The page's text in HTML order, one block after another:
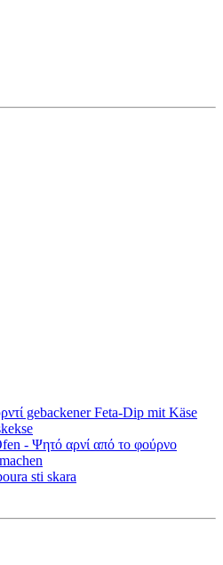
gebackener Feta-Dip mit Käse
- Ψητό αρνί από το φούρνο
sti skara